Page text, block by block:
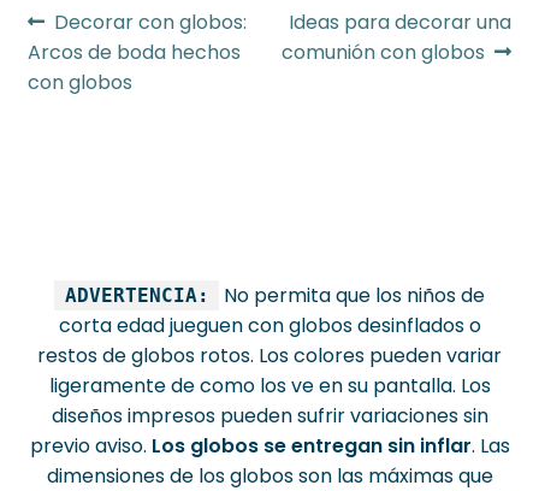
Navegación
de
Anterior:
Decorar con globos:
Arcos de boda hechos
con globos
Siguiente:
Ideas para decorar una
comunión con globos
ADVERTENCIA:
No permita que los niños de
corta edad jueguen con globos desinflados o
restos de globos rotos. Los colores pueden variar
ligeramente de como los ve en su pantalla. Los
diseños impresos pueden sufrir variaciones sin
previo aviso. Los globos se entregan sin inflar. Las
dimensiones de los globos son las máximas que